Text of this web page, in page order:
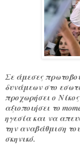
Σε άμεσες
δυνάμεων στο
προχωρήσει ο
αξιοποιήσει το
ηγεσία και να
την αναβάθμιση
σκηνικό.